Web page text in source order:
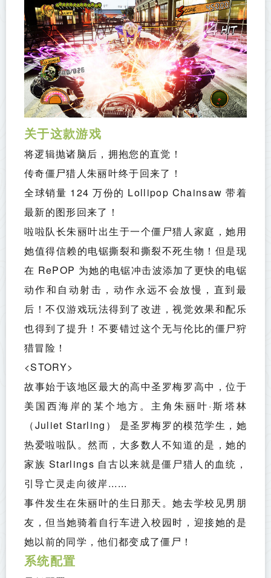
关于这款游戏
将逻辑抛诸脑后，拥抱您的直觉！
传奇僵尸猎人朱丽叶终于回来了！
全球销量 124 万份的 Lollipop Chainsaw 带着
最新的图形回来了！
啦啦队长朱丽叶出生于一个僵尸猎人家庭，她用
她值得信赖的电锯撕裂和撕裂不死生物！但是现
在 RePOP 为她的电锯冲击波添加了更快的电锯
动作和自动射击，动作永远不会放慢，直到最
后！不仅游戏玩法得到了改进，视觉效果和配乐
也得到了提升！不要错过这个无与伦比的僵尸狩
猎冒险！
<STORY>
故事始于该地区最大的高中圣罗梅罗高中，位于
美国西海岸的某个地方。主角朱丽叶·斯塔林
（Juliet Starling） 是圣罗梅罗的模范学生，她
热爱啦啦队。然而，大多数人不知道的是，她的
家族 Starlings 自古以来就是僵尸猎人的血统，
引导亡灵走向彼岸......
事件发生在朱丽叶的生日那天。她去学校见男朋
友，但当她骑着自行车进入校园时，迎接她的是
她以前的同学，他们都变成了僵尸！
系统配置